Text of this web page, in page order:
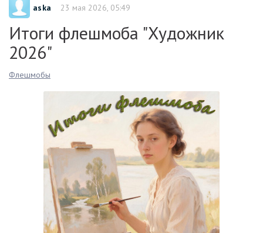
aska 23 мая 2026, 05:49
Итоги флешмоба "Художник
2026"
Флешмобы